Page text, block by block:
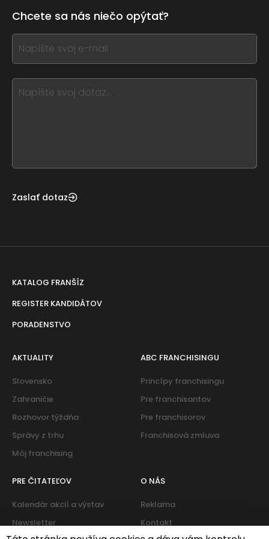
this
form
field
blank
Chcete sa nás niečo opýtať?
If
you
this,
leave
Zaslať dotaz
KATALOG FRANŠÍZ
REGISTER KANDIDÁTOV
PORADENSTVO
AKTUALITY
Slovensko
Zahraničie
Rozhovor týždňa
Správy z trhu
Môj franchising
ABC FRANCHISINGU
Princípy franchisingu
Pre franchisantov
Pre franchisorov
Franchisová zmluva
PRE ČITATEĽOV
Kalendár akcií a výstav
Newsletter
O NÁS
Reklama
Kontakt